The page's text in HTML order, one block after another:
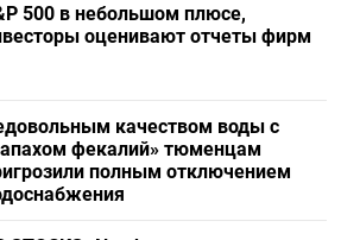
500 в небольшом плюсе,
оценивают отчеты фирм
качеством воды с
фекалий» тюменцам
полным отключением